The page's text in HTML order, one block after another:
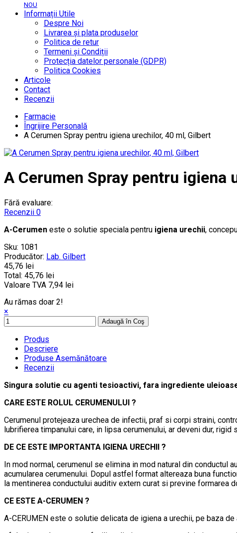
NOU
Informații Utile
Despre Noi
Livrarea și plata produselor
Politica de retur
Termeni și Condiții
Protecția datelor personale (GDPR)
Politica Cookies
Articole
Contact
Recenzii
Farmacie
Îngrijire Personală
A Cerumen Spray pentru igiena urechilor, 40 ml, Gilbert
A Cerumen Spray pentru igiena
Fără evaluare:
Recenzii 0
A-Cerumen este o solutie speciala pentru igiena urechii,
Sku: 1081
Producător: Lab. Gilbert
45,76 lei
Total: 45,76 lei
Valoare TVA 7,94 lei
Au rămas doar 2!
×
Adaugă în Coş
Produs
Descriere
Produse Asemănătoare
Recenzii
Singura solutie cu agenti tesioactivi, fara ingrediente
CARE ESTE ROLUL CERUMENULUI ?
Cerumenul protejeaza urechea de infectii, praf si corpi straini,
lubrifierea timpanului care, in lipsa cerumenului, ar deveni dur,
DE CE ESTE IMPORTANTA IGIENA URECHII ?
In mod normal, cerumenul se elimina in mod natural din
acumularea cerumenului. Dopul astfel format altereaza buna
la mentinerea conductului auditiv extern curat si previne formarea
CE ESTE A-CERUMEN ?
A-CERUMEN este o solutie delicata de igiena a urechii, pe baza